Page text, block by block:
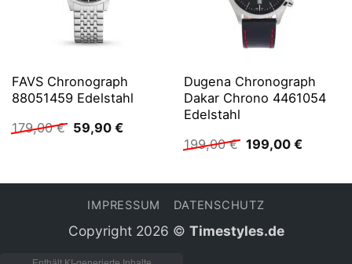
FAVS Chronograph
88051459 Edelstahl
179,00€ Ursprünglicher
Preis
59,90 €Aktueller
Dugena Chronograph
Dakar Chrono 4461054
Edelstahl
199,00€ Ursprünglicher
Preis
199,00 €
199,00 €
199,00
IMPRESSUM DATENSCHUTZ
Copyright 2026 © Timestyles.de